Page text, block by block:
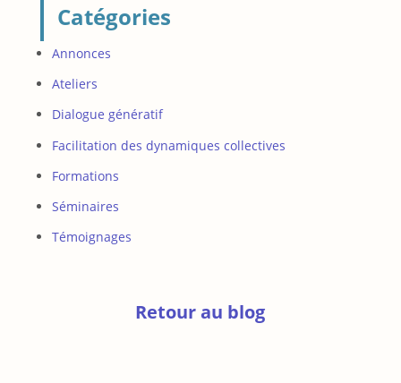
Catégories
Annonces
Ateliers
Dialogue génératif
Facilitation des dynamiques collectives
Formations
Séminaires
Témoignages
Retour au blog